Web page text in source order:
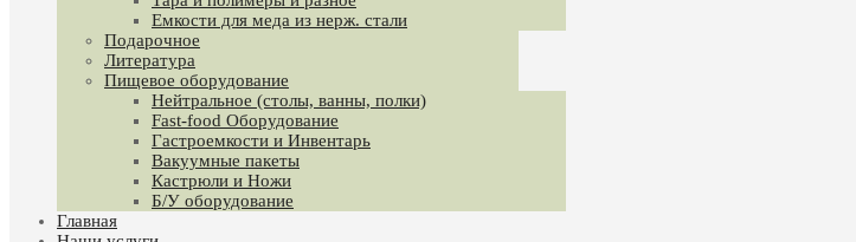
Емкости для меда из нерж. стали
Подарочное
Литература
Пищевое оборудование
Нейтральное (столы, ванны, полки)
Fast-food Оборудование
Гастроемкости и Инвентарь
Вакуумные пакеты
Кастрюли и Ножи
Б/У оборудование
Главная